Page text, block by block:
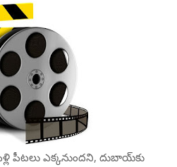
పీటలు ఎక్కనుందని, దుబాయ్‌కు